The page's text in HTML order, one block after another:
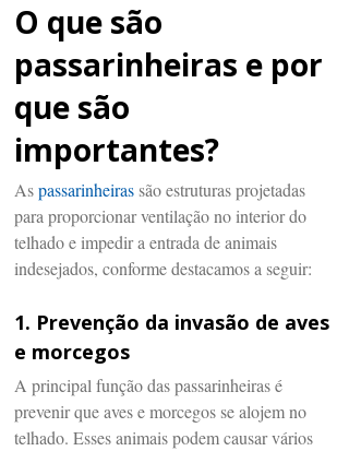
O que são
passarinheiras e por
que são
importantes?
Aspassarinheirassão estruturas projetadas
para proporcionar ventilação no interior do
telhado e impedir a entrada de animais
indesejados, conforme destacamos a seguir:
1. Prevenção da invasão de aves
e morcegos
A principal função das passarinheiras é
prevenir que aves e morcegos se alojem no
telhado. Esses animais podem causar vários